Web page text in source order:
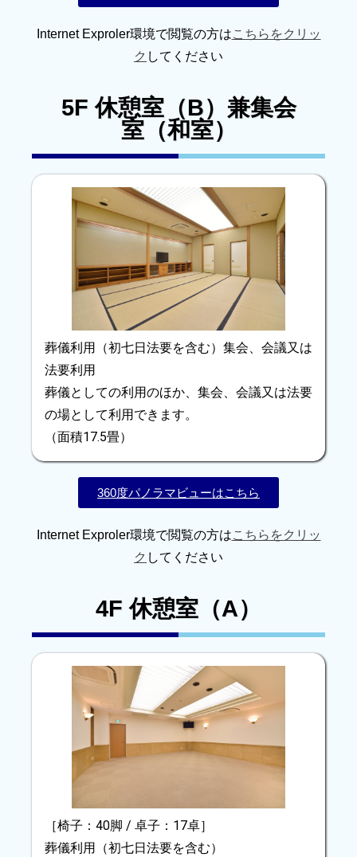
Internet Exproler環境で閲覧の方はこちらをクリッ
ク してください
5F 休憩室（B）兼集会
室（和室）
葬儀利用（初七日法要を含む）集会、会議又は
法要利用
葬儀としての利用のほか、集会、会議又は法要
の場として利用できます。
（面積17.5畳）
360度パノラマビューはこちら
Internet Exproler環境で閲覧の方はこちらをクリッ
ク してください
4F 休憩室（A）
［椅子：40脚 / 卓子：17卓］
葬儀利用（初七日法要を含む）